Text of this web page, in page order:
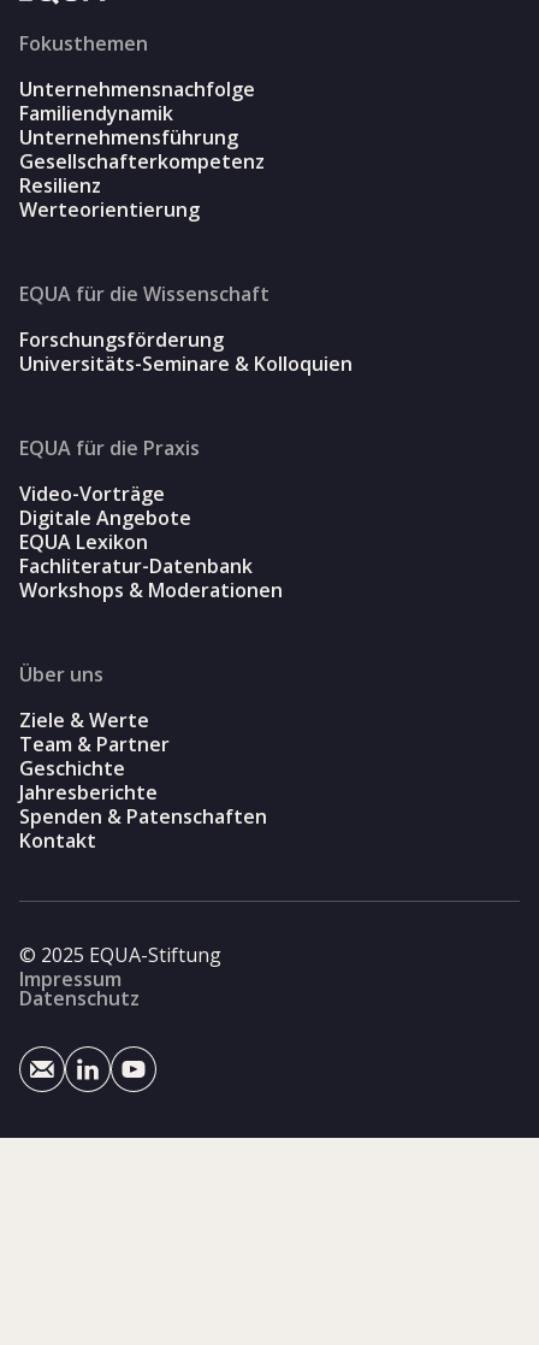
Fokusthemen
Unternehmensnachfolge
Familiendynamik
Unternehmensführung
Gesellschafterkompetenz
Resilienz
Werteorientierung
EQUA für die Wissenschaft
Forschungsförderung
Universitäts-Seminare & Kolloquien
EQUA für die Praxis
Video-Vorträge
Digitale Angebote
EQUA Lexikon
Fachliteratur-Datenbank
Workshops & Moderationen
Über uns
Ziele & Werte
Team & Partner
Geschichte
Jahresberichte
Spenden & Patenschaften
Kontakt
© 2025 EQUA-Stiftung
Impressum
Datenschutz